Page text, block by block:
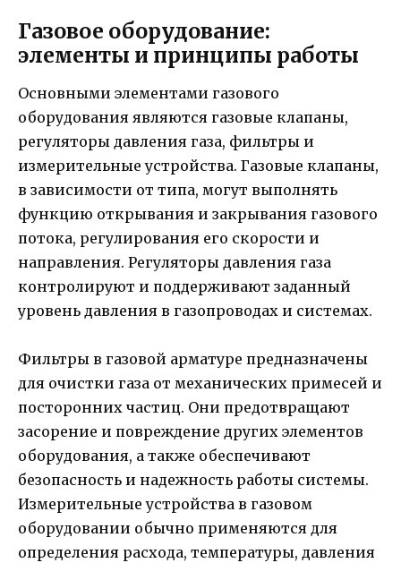
Газовое оборудование:
элементы и принципы работы
Основными элементами газового
оборудования являются газовые клапаны,
регуляторы давления газа, фильтры и
измерительные устройства. Газовые клапаны,
в зависимости от типа, могут выполнять
функцию открывания и закрывания газового
потока, регулирования его скорости и
направления. Регуляторы давления газа
контролируют и поддерживают заданный
уровень давления в газопроводах и системах.
Фильтры в газовой арматуре предназначены
для очистки газа от механических примесей и
посторонних частиц. Они предотвращают
засорение и повреждение других элементов
оборудования, а также обеспечивают
безопасность и надежность работы системы.
Измерительные устройства в газовом
оборудовании обычно применяются для
определения расхода, температуры, давления